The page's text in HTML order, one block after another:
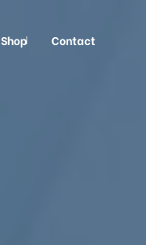
Shop Contact